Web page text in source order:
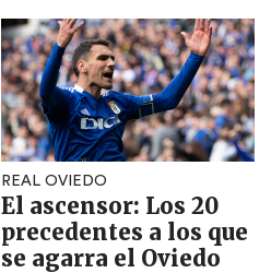
REAL OVIEDO
El ascensor: Los 20
precedentes a los que
se agarra el Oviedo